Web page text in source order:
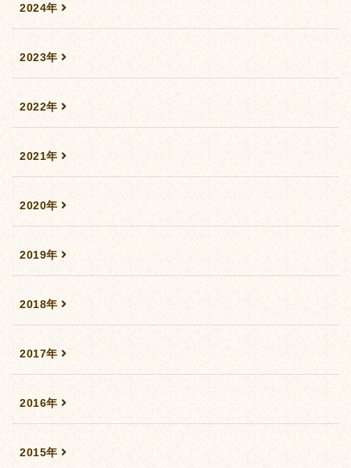
2024年
2023年
2022年
2021年
2020年
2019年
2018年
2017年
2016年
2015年